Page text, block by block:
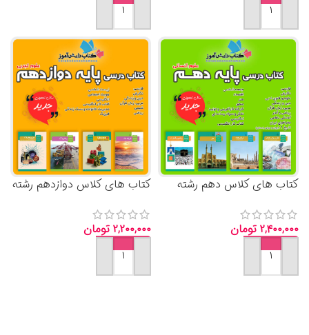
افزودن به سبد خرید افزودن به سبد خرید
کتاب های کلاس دهم رشته
۲,۴۰۰,۰۰۰ تومان
افزودن به سبد خرید
کتاب های کلاس دوازدهم رشته
۲,۲۰۰,۰۰۰ تومان
افزودن به سبد خرید